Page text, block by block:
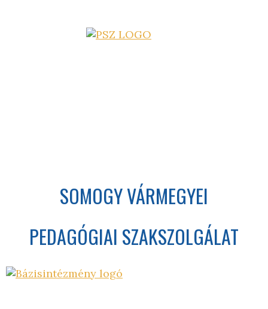
SOMOGY VÁRMEGYEI
PEDAGÓGIAI SZAKSZOLGÁLAT